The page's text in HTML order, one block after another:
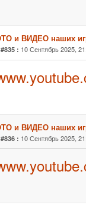
и ВИДЕО наших
: 10 Сентябрь 2025,
и ВИДЕО наших
: 10 Сентябрь 2025,